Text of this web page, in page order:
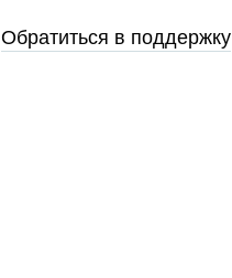
Обратиться в поддержку